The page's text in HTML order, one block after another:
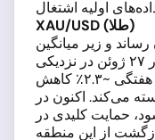
XAU/USD (طلا)
و زیر میانگین
متحرک ۵۰ روزه خود سقوط کرد و در ۲۷ ژوئن در نزدیکی
۳,۲۷۸ دلار/اونس بسته شد. زیان‌های هفتگی ~۲.۳٪ کاهش
می‌کند. اکنون در
حمایت کلیدی در
قرار دارد. بازگشت از این منطقه